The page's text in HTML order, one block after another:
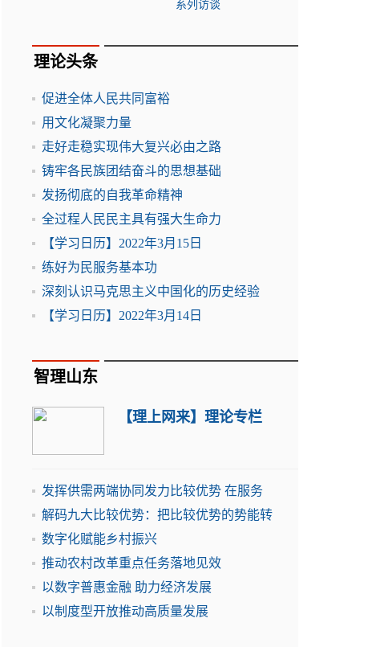
系列访谈
理论头条
促进全体人民共同富裕
用文化凝聚力量
走好走稳实现伟大复兴必由之路
铸牢各民族团结奋斗的思想基础
发扬彻底的自我革命精神
全过程人民民主具有强大生命力
【学习日历】2022年3月15日
练好为民服务基本功
深刻认识马克思主义中国化的历史经验
【学习日历】2022年3月14日
智理山东
【理上网来】理论专栏
发挥供需两端协同发力比较优势 在服务
解码九大比较优势：把比较优势的势能转
数字化赋能乡村振兴
推动农村改革重点任务落地见效
以数字普惠金融 助力经济发展
以制度型开放推动高质量发展